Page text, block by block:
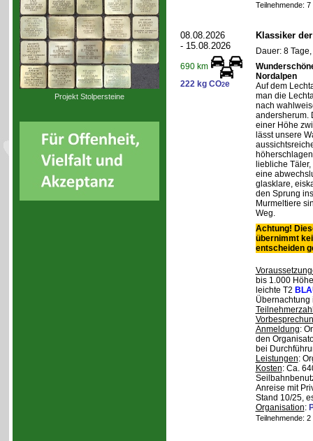
Projekt Stolpersteine
Teilnehmende:
08.08.2026
- 15.08.2026
690 km
222 kg CO2e
Klassiker
Dauer: 8
Nordalpen
Auf dem
man die
nach
andersherum.
einer Höhe
lässt unsere
liebliche
eine
glasklare,
den Sprung
Murmeltiere
Weg.
Achtung!
übernimmt
entscheiden
bis 1.000
leichte T2
Übernachtung
Anmeldung:
den
bei
Leistungen:
Kosten: Ca.
Anreise mit
Stand 10/25,
Organisation:
Teilnehmende: